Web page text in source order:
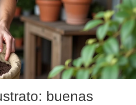
buenas